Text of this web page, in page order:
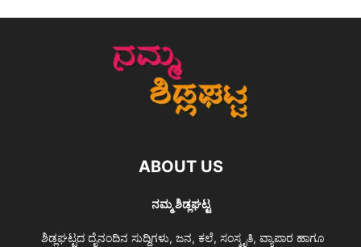
ABOUT US
ನಮ್ಮ ಶಿಡ್ಲಘಟ್ಟ
ಶಿಡ್ಲಘಟ್ಟದ ದೈನಂದಿನ ಸುದ್ದಿಗಳು, ಜನ, ಕಲೆ, ಸಂಸ್ಕೃತಿ, ವ್ಯಾಪಾರ ಹಾಗೂ